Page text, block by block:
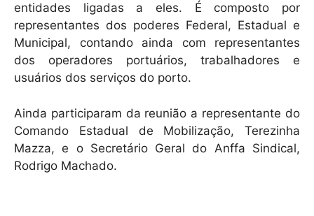
entidades ligadas a eles. É composto por
representantes dos poderes Federal, Estadual e
Municipal, contando ainda com representantes
dos operadores portuários, trabalhadores e
usuários dos serviços do porto.
Ainda participaram da reunião a representante do
Comando Estadual de Mobilização, Terezinha
Mazza, e o Secretário Geral do Anffa Sindical,
Rodrigo Machado.